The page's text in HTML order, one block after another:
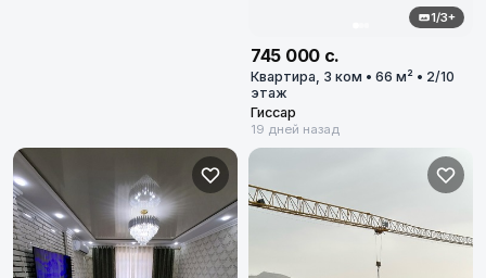
1/3+
745 000 с.
Квартира, 3 ком • 66 м² • 2/10
этаж
Гиссар
19 дней назад